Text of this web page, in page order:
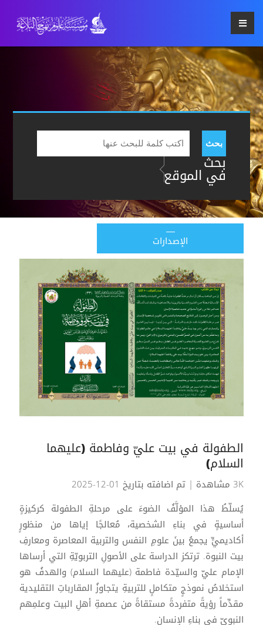
بحث
بحث
في الموقع
الإصدارات
الطفولة في بيت عليّ وفاطمة (عليهما
السلام)
3K مشاهدة
| تم اضافته بتاريخ 01-12-2025
يُسلّطُ هذا المؤلَّفُ الضوءَ على مرحلةِ الطفولة كركيزةٍ
أساسيةٍ في بناءِ الشخصية، مُعالجًا إياها من منظورٍ
أكاديميٍّ يجمعُ بينَ علومِ النفس والتربية المعاصرة ومعارفِ
بيت النبوة. ترتكز الدراسة على الأصولِ التربويّةِ التي أرساها
الإمام عليّ والسيّدة فاطمة (عليهما السلام) والهدفُ هو
استخلاصُ نموذجٍ متكاملٍ للتربيةِ يتجاوزُ المقارباتِ التقليدية
مقدِّماً رؤيةً متفردةً مستقاةً من عصمةِ أهلِ البيت وعلمِهم
النبويّ في بناءِ الإنسان.